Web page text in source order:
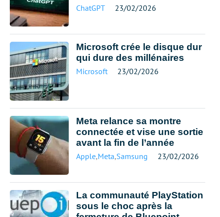
ChatGPT 23/02/2026
Microsoft crée le disque dur
qui dure des millénaires
Microsoft 23/02/2026
Meta relance sa montre
connectée et vise une sortie
avant la fin de l’année
Apple,Meta,Samsung 23/02/2026
La communauté PlayStation
sous le choc après la